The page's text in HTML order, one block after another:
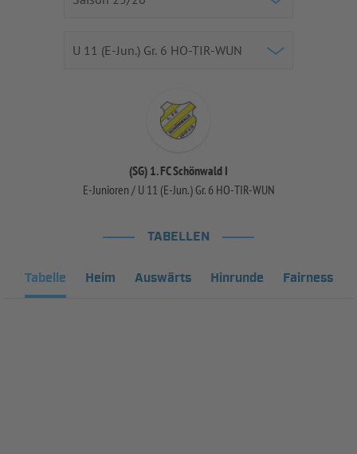
(SG) 1. FC Schönwald I
E-Junioren / U 11 (E-Jun.) Gr. 6 HO-TIR-WUN
TABELLEN
Tabelle Heim Auswärts Hinrunde Fairness